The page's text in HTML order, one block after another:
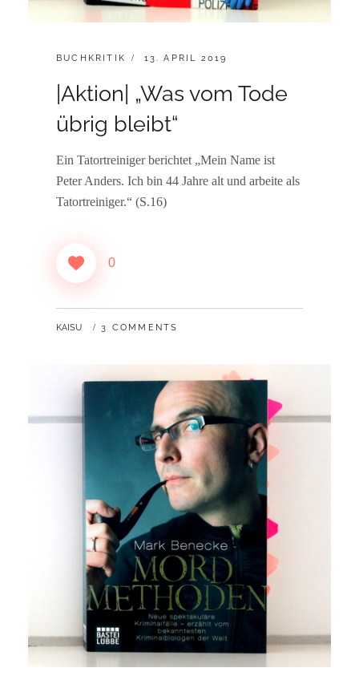
CATEGORIES:
BUCHKRITIK
POSTED
13. APRIL 2019
|Aktion| „Was vom Tode
übrig bleibt“
Ein Tatortreiniger berichtet „Mein Name ist
Peter Anders. Ich bin 44 Jahre alt und arbeite als
Tatortreiniger.“ (S.16)
0
BY
KAISU 3 COMMENTS